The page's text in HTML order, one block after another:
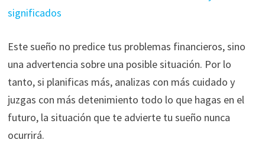
significados
Este sueño no predice tus problemas financieros, sino
una advertencia sobre una posible situación. Por lo
tanto, si planificas más, analizas con más cuidado y
juzgas con más detenimiento todo lo que hagas en el
futuro, la situación que te advierte tu sueño nunca
ocurrirá.